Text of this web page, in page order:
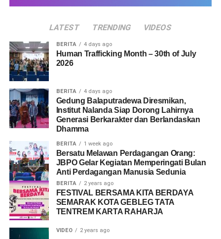
LATEST TRENDING VIDEOS
BERITA 4 days ago
Human Trafficking Month – 30th of July
2026
BERITA 4 days ago
Gedung Balaputradewa Diresmikan,
Institut Nalanda Siap Dorong Lahirnya
Generasi Berkarakter dan Berlandaskan
Dhamma
BERITA 1 week ago
Bersatu Melawan Perdagangan Orang:
JBPO Gelar Kegiatan Memperingati Bulan
Anti Perdagangan Manusia Sedunia
BERITA 2 years ago
FESTIVAL BERSAMA KITA BERDAYA
SEMARAK KOTA GEBLEG TATA
TENTREM KARTA RAHARJA
VIDEO 2 years ago